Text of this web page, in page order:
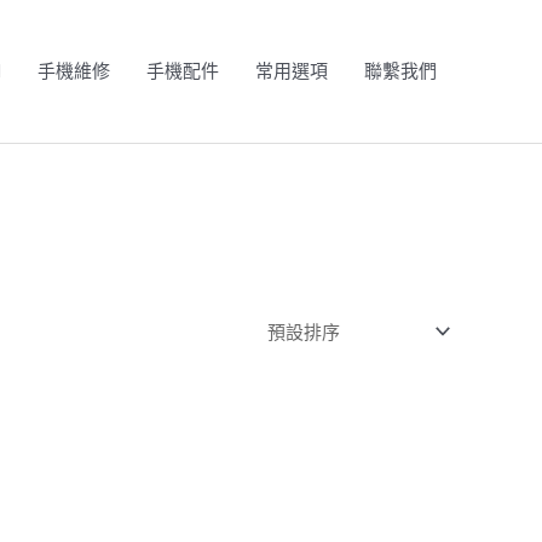
手機維修 手機配件 常用選項 聯繫我們